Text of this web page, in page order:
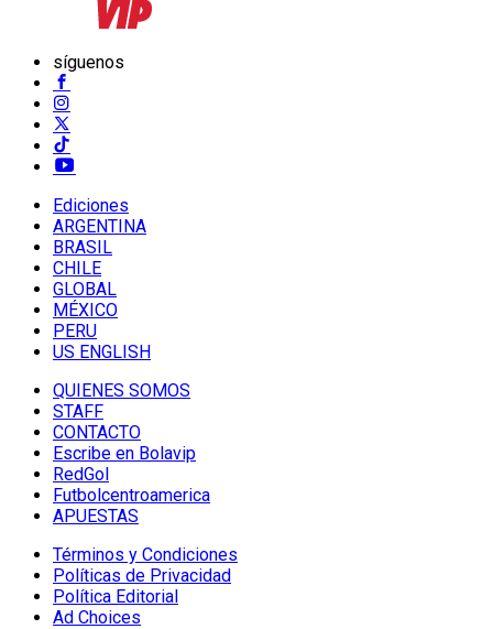
síguenos
Ediciones
ARGENTINA
BRASIL
CHILE
GLOBAL
MÉXICO
PERU
US ENGLISH
QUIENES SOMOS
STAFF
CONTACTO
Escribe en Bolavip
RedGol
Futbolcentroamerica
APUESTAS
Términos y Condiciones
Políticas de Privacidad
Política Editorial
Ad Choices